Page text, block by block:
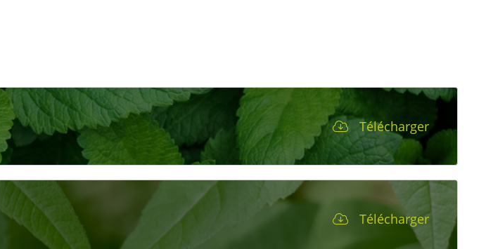
Télécharger
Télécharger